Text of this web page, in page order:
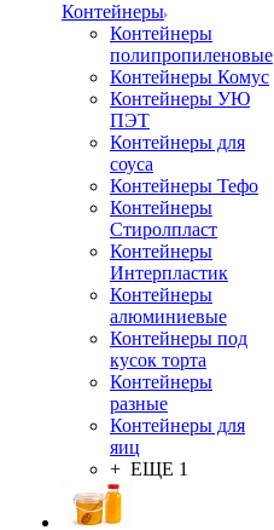
Контейнеры
Контейнеры
полипропиленовые
Контейнеры Комус
Контейнеры УЮ
ПЭТ
Контейнеры для
соуса
Контейнеры Тефо
Контейнеры
Стиролпласт
Контейнеры
Интерпластик
Контейнеры
алюминиевые
Контейнеры под
кусок торта
Контейнеры
разные
Контейнеры для
яиц
+ ЕЩЕ 1